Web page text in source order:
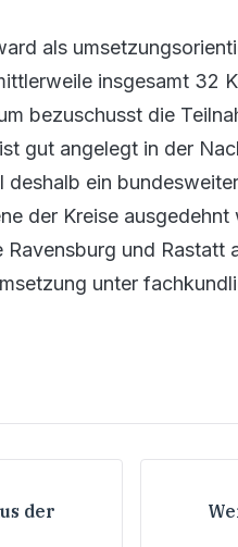
als
insgesamt 32
bezuschusst die
gut angelegt in der
deshalb ein
der Kreise
und Rastatt
unter
der